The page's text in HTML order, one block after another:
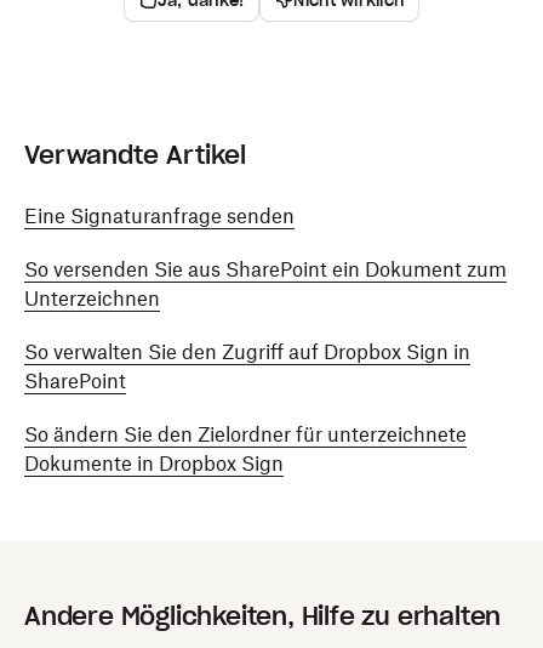
Verwandte Artikel
Eine Signaturanfrage senden
So versenden Sie aus SharePoint ein Dokument zum
Unterzeichnen
So verwalten Sie den Zugriff auf Dropbox Sign in
SharePoint
So ändern Sie den Zielordner für unterzeichnete
Dokumente in Dropbox Sign
Andere Möglichkeiten, Hilfe zu erhalten